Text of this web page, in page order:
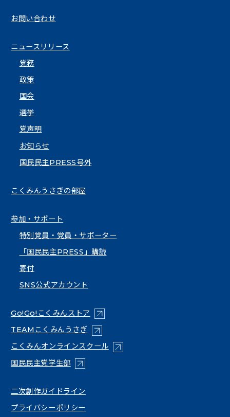
お問い合わせ
ニュースリリース
党務
政策
国会
選挙
党声明
お知らせ
国民民主PRESS号外
こくみんうさぎの部屋
参加・サポート
特別党員・党員・サポーター
「国民民主PRESS」購読
寄付
SNS公式アカウント
Go!Go!こくみんストア （新しいタブで開く）
TEAMこくみんうさぎ（新しいタブで開く）
こくみんオンラインスクール（新しいタブで開く）
国民民主党学生部（新しいタブで開く）
二次創作ガイドライン
プライバシーポリシー